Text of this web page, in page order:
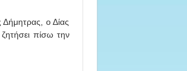
ο Δίας
πίσω την